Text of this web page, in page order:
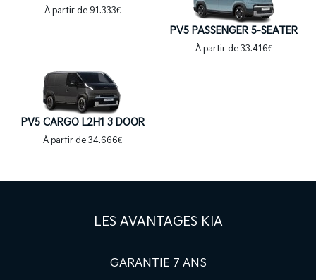
À partir de 91.333€
PV5 PASSENGER 5-SEATER
À partir de 33.416€
PV5 CARGO L2H1 3 DOOR
À partir de 34.666€
LES AVANTAGES KIA
GARANTIE 7 ANS